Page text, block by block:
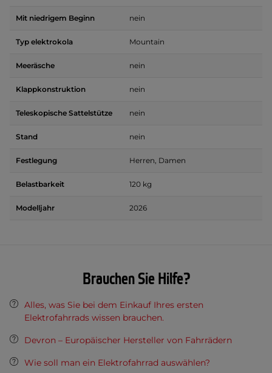
Mit niedrigem Beginn nein
Typ elektrokola Mountain
Meeräsche nein
Klappkonstruktion nein
Teleskopische Sattelstütze nein
Stand nein
Festlegung Herren, Damen
Belastbarkeit 120 kg
Modelljahr 2026
Brauchen Sie Hilfe?
Alles, was Sie bei dem Einkauf Ihres ersten
Elektrofahrrads wissen brauchen.
Devron – Europäischer Hersteller von Fahrrädern
Wie soll man ein Elektrofahrrad auswählen?